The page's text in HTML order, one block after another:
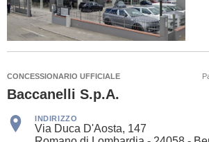
CONCESSIONARIO UFFICIALE
Baccanelli S.p.A.
INDIRIZZO
Via Duca D'Aosta, 147